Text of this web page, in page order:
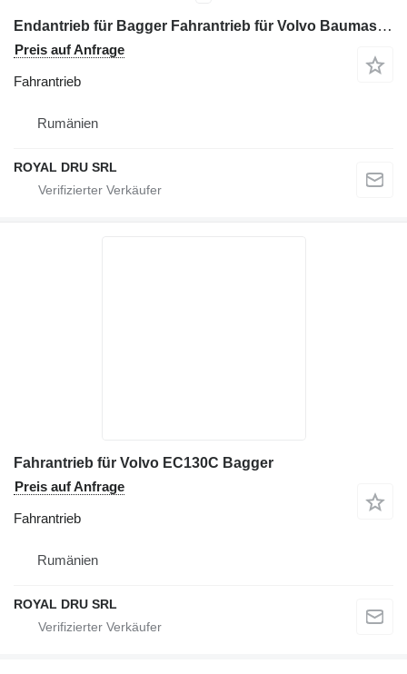
Endantrieb für Bagger Fahrantrieb für Volvo Baumaschinen
Preis auf Anfrage
Fahrantrieb
Rumänien
ROYAL DRU SRL
Fahrantrieb für Volvo EC130C Bagger
Preis auf Anfrage
Fahrantrieb
Rumänien
ROYAL DRU SRL